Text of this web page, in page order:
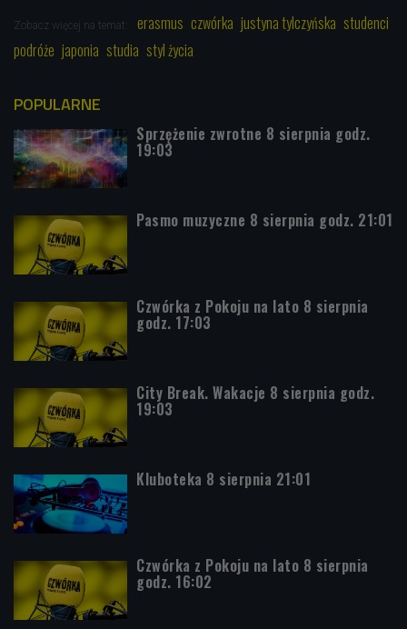
Zobacz więcej na temat: erasmus czwórka justyna tylczyńska studenci
podróże japonia studia styl życia
POPULARNE
Sprzężenie zwrotne 8 sierpnia godz.
19:03
Pasmo muzyczne 8 sierpnia godz. 21:01
Czwórka z Pokoju na lato 8 sierpnia
godz. 17:03
City Break. Wakacje 8 sierpnia godz.
19:03
Kluboteka 8 sierpnia 21:01
Czwórka z Pokoju na lato 8 sierpnia
godz. 16:02